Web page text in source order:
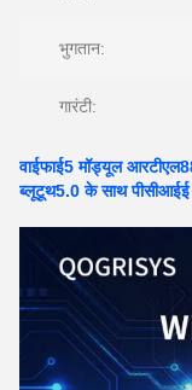
भुगतान:
गारंटी:
वाईफाई5 मॉड्यूल
ब्लूटूथ5.0 के साथ पीसीआईई